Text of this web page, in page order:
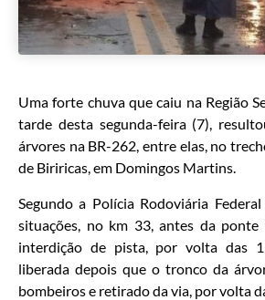
Uma forte chuva que caiu na Região
tarde desta segunda-feira (7),
árvores na BR-262, entre elas, no
de Biriricas, em Domingos Martins.
Segundo a Polícia Rodoviária
situações, no km 33, antes da ponte
interdição de pista, por volta das
liberada depois que o tronco da
bombeiros e retirado da via, por volta